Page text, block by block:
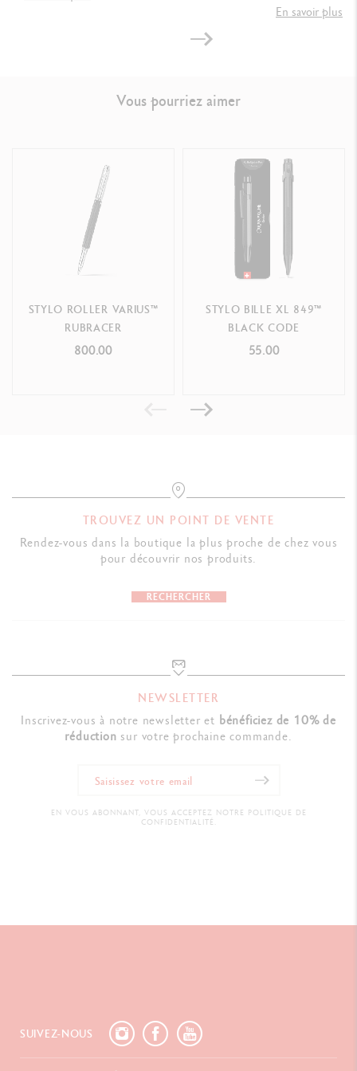
Poids : 0.700 kg
RÉFÉRENCE DU PRODUIT
En savoir plus
Vous pourriez aimer
STYLO ROLLER VARIUS™
RUBRACER
800.00
STYLO BILLE XL 849™
BLACK CODE
55.00
TROUVEZ UN POINT DE VENTE
Rendez-vous dans la boutique la plus proche de chez vous
pour découvrir nos produits.
RECHERCHER
NEWSLETTER
Inscrivez-vous à notre newsletter et bénéficiez de 10% de
réduction sur votre prochaine commande.
EN VOUS ABONNANT, VOUS ACCEPTEZ NOTRE POLITIQUE DE
CONFIDENTIALITÉ.
SUIVEZ-NOUS